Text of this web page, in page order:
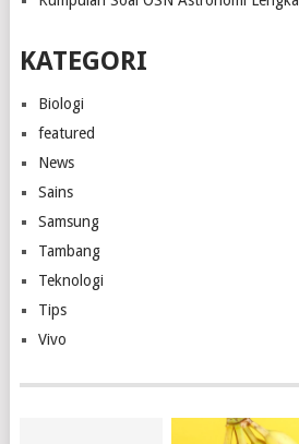
KATEGORI
Biologi
featured
News
Sains
Samsung
Tambang
Teknologi
Tips
Vivo